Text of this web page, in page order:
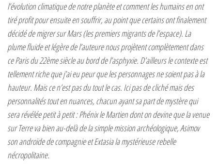
l’évolution climatique de notre planète et comment les humains en ont
tiré profit pour ensuite en souffrir, au point que certains ont finalement
décidé de migrer sur Mars (les premiers migrants de l’espace). La
plume fluide et légère de l’auteure nous projètent complètement dans
ce Paris du 22ème siècle au bord de l’asphyxie. D’ailleurs le contexte est
tellement riche que j’ai eu peur que les personnages ne soient pas à la
hauteur. Mais ce n’est pas du tout le cas. Ici pas de cliché mais des
personnalités tout en nuances, chacun ayant sa part de mystère qui
sera révélée petit à petit : Phénix le Martien dont on devine que la venue
sur Terre va bien au-delà de la simple mission archéologique, Asimov
son androïde de compagnie et Extasia la mystérieuse rebelle
nécropolitaine.